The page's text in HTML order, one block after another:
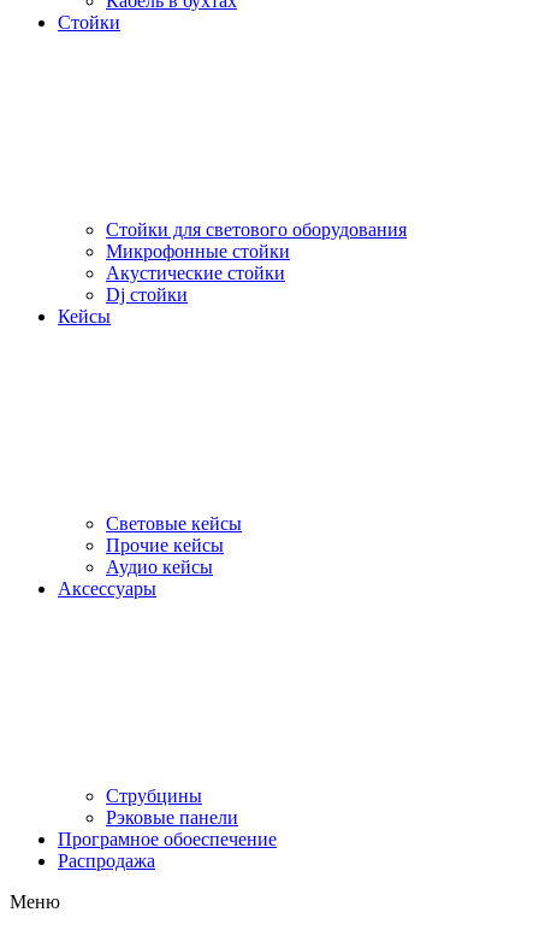
Стойки
Стойки для светового оборудования
Микрофонные стойки
Акустические стойки
Dj стойки
Кейсы
Световые кейсы
Прочие кейсы
Аудио кейсы
Аксессуары
Струбцины
Рэковые панели
Програмное обоеспечение
Распродажа
Меню